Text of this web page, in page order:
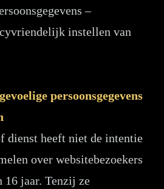
–
instellen van
persoonsgegevens
dienst heeft niet de intentie
over websitebezoekers
16 jaar. Tenzij ze